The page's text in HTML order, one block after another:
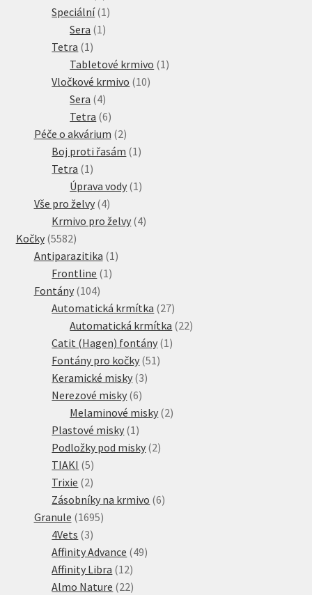
produkt
Speciální 1 1
Sera 1 1
Tetra 1 1
produkt
Tabletové krmivo 1 1
Vločkové krmivo 1010
Sera 44
produkty
Tetra 66
produktů
Péče o akvárium 22
produkty
Boj proti řasám 1 1
Tetra 1 1
produkt
Úprava vody 1 1
Vše pro želvy 44
produkty
Krmivo pro želvy 44
Kočky 55825582
produktů
Antiparazitika 1 1
Frontline 1 1
Fontány 104104
produktů
Automatická krmítka 2727
produktů
Automatická krmítka 2222
Catit (Hagen) fontány 1 1
Fontány pro kočky 51 51
Keramické misky 33
Nerezové misky 66
produktů
Melaminové misky 22
Plastové misky 1 1
produkt
Podložky pod misky 22
TIAKI 55
produktů
Trixie 22
produkty
Zásobníky na krmivo 66
Granule 16951695
4Vets 33
produkty
Affinity Advance 4949
Affinity Libra 1212
produktů
Almo Nature 2222